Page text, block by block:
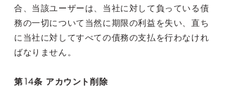
合、当該ユーザーは、当社に対して負っている債
務の一切について当然に期限の利益を失い、直ち
に当社に対してすべての債務の支払を行わなけれ
ばなりません。
第14条 アカウント削除